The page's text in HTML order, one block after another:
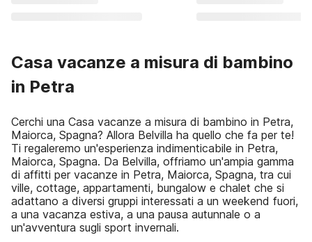
Casa vacanze a misura di bambino
in Petra
Cerchi una Casa vacanze a misura di bambino in Petra,
Maiorca, Spagna? Allora Belvilla ha quello che fa per te!
Ti regaleremo un'esperienza indimenticabile in Petra,
Maiorca, Spagna. Da Belvilla, offriamo un'ampia gamma
di affitti per vacanze in Petra, Maiorca, Spagna, tra cui
ville, cottage, appartamenti, bungalow e chalet che si
adattano a diversi gruppi interessati a un weekend fuori,
a una vacanza estiva, a una pausa autunnale o a
un'avventura sugli sport invernali.